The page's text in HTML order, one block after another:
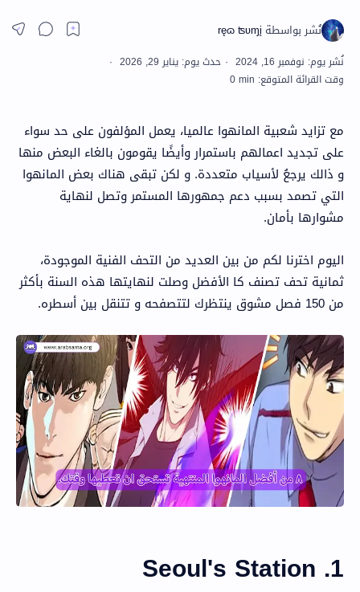
مع تزايد شعبية المانهوا عالميا، يعمل المؤلفون على حد سواء
على تجديد اعمالهم باستمرار وأيضًا يقومون بالغاء البعض منها
و ذالك يرجعُ لأسياب متعددة. و لكن تبقى هناك بعض المانهوا
التي تصمد بسبب دعم جمهورها المستمر وتصل لنهاية
مشوارها بأمان.
اليوم اخترنا لكم من بين العديد من التحف الفنية الموجودة،
ثمانية تحف تصنف كا الأفضل وصلت لنهايتها هذه السنة بأكثر
من 150 فصل مشوق ينتظرك لتتصفحه و تتنقل بين أسطره.
1. Seoul's Station